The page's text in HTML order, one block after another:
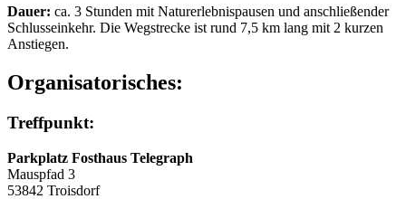
Dauer: ca. 3 Stunden mit Naturerlebnispausen und anschließender
Schlusseinkehr. Die Wegstrecke ist rund 7,5 km lang mit 2 kurzen
Anstiegen.
Organisatorisches:
Treffpunkt:
Parkplatz Fosthaus Telegraph
Mauspfad 3
53842 Troisdorf